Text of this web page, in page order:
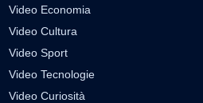
Video Economia
Video Cultura
Video Sport
Video Tecnologie
Video Curiosità